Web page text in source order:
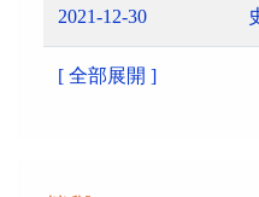
2021-12-30
[ 全部展開 ]